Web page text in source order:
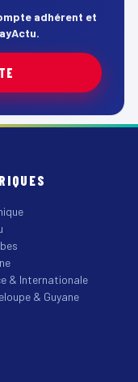
adhérent et
& Internationale
& Guyane